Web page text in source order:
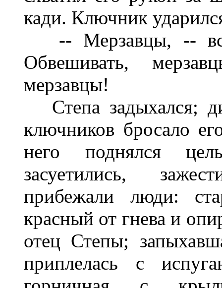
кади. Ключник
-- Мерзавцы, --
Обвешивать,
мерзавцы!
Степа задыхался;
ключников бросало
него поднялся
засуетились,
прибежали люди:
красный от гнева и
отец Степы;
приплелась с